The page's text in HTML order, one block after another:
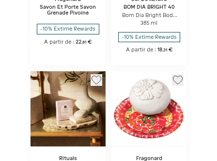
Savon Et Porte Savon
Grenade Pivoine
-10% Extime Rewards
A partir de :22,81 €
BOM DIA BRIGHT 40
Bom Dia Bright Body
Wash
385 ml
-10% Extime Rewards
A partir de : 18,31 €
Rituals
Fragonard